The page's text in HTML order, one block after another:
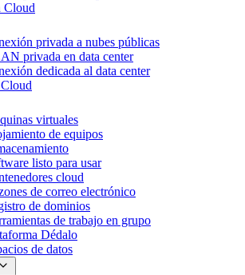
Cloud
privada a nubes públicas
privada en data center
dedicada al data center
virtuales
de equipos
listo para usar
cloud
de correo electrónico
de dominios
de trabajo en grupo
Dédalo
de datos